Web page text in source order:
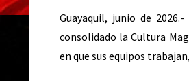
Guayaquil, junio de
consolidado la Cultura
en que sus equipos